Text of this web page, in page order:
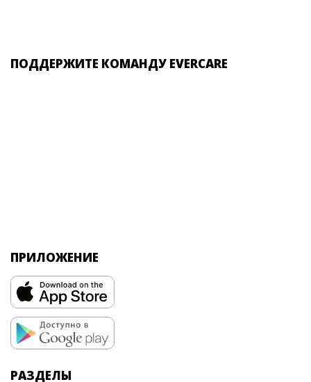
ПОДДЕРЖИТЕ КОМАНДУ EVERCARE
ПРИЛОЖЕНИЕ
РАЗДЕЛЫ